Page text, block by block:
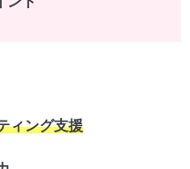
ィング支援